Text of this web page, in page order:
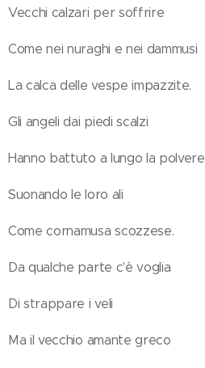
Vecchi calzari per soffrire
Come nei nuraghi e nei dammusi
La calca delle vespe impazzite.
Gli angeli dai piedi scalzi
Hanno battuto a lungo la polvere
Suonando le loro ali
Come cornamusa scozzese.
Da qualche parte c'è voglia
Di strappare i veli
Ma il vecchio amante greco